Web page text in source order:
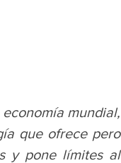
mundial,
que ofrece pero
y pone límites al